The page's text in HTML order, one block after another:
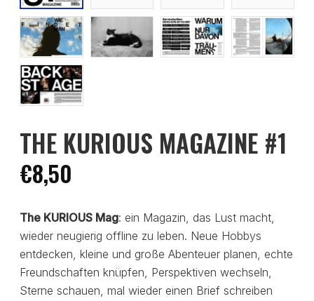
THE KURIOUS MAGAZINE #1
€8,50
The KURIOUS Mag: ein Magazin, das Lust macht,
wieder neugierig offline zu leben. Neue Hobbys
entdecken, kleine und große Abenteuer planen, echte
Freundschaften knüpfen, Perspektiven wechseln,
Sterne schauen, mal wieder einen Brief schreiben